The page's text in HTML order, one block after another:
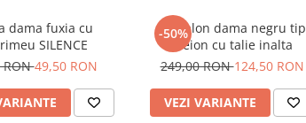
dama fuxia cu
SILENCE
RON49,50 RON
-50%
Pantalon dama negru tip
creion cu talie inalta
249,00 RON124,50 RON
VEZI VARIANTE